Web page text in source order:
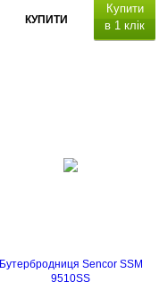
КУПИТИ
Купити
в 1 клік
Бутербродниця Sencor SSM
9510SS